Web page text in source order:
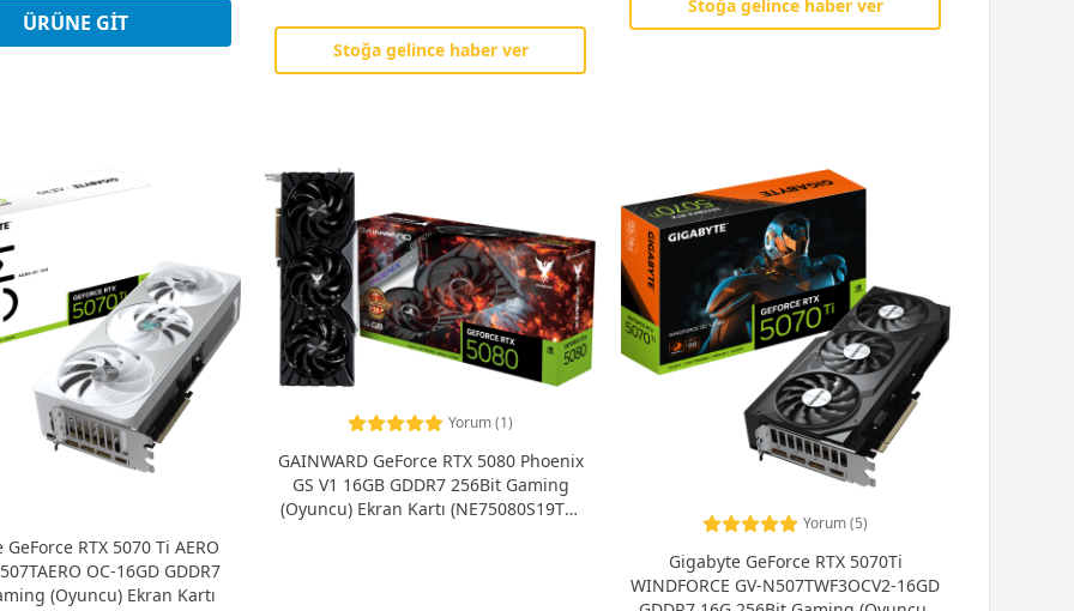
Peşin Fiyatına 3 Taksit
ÜRÜNE GIT
Stoğa gelince haber ver
Stoğa gelince haber ver
RTX 5070 Ti AERO
OC-16GD GDDR7
(Oyuncu) Ekran Kartı
Yorum (1)
GAINWARD GeForce RTX 5080 Phoenix
GS V1 16GB GDDR7 256Bit Gaming
(Oyuncu) Ekran Kartı (NE75080S19T2-
Yorum (5)
Gigabyte GeForce RTX 5070Ti
WINDFORCE GV-N507TWF3OCV2-16GD